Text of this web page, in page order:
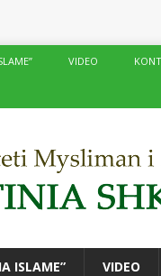
VIDEO
ISLAME” VIDEO